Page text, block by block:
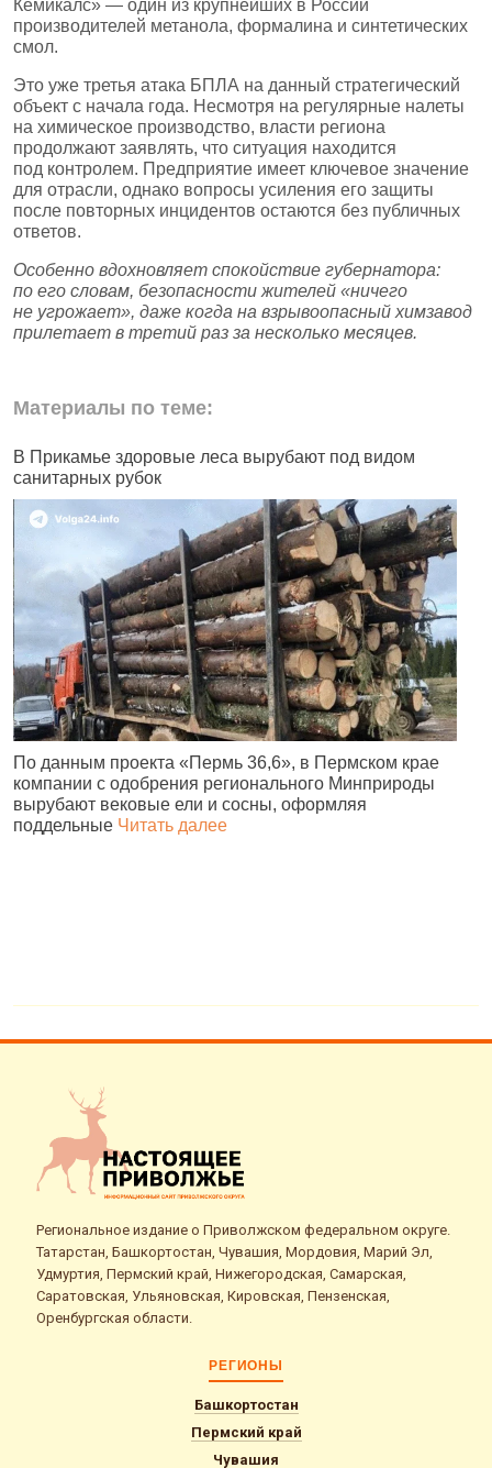
Кемикалс» — один из крупнейших в России
производителей метанола, формалина и синтетических
смол.
Это уже третья атака БПЛА на данный стратегический
объект с начала года. Несмотря на регулярные налеты
на химическое производство, власти региона
продолжают заявлять, что ситуация находится
под контролем. Предприятие имеет ключевое значение
для отрасли, однако вопросы усиления его защиты
после повторных инцидентов остаются без публичных
ответов.
Особенно вдохновляет спокойствие губернатора:
по его словам, безопасности жителей «ничего
не угрожает», даже когда на взрывоопасный химзавод
прилетает в третий раз за несколько месяцев.
Материалы по теме:
В Прикамье здоровые леса вырубают под видом
санитарных рубок
По данным проекта «Пермь 36,6», в Пермском крае
компании с одобрения регионального Минприроды
вырубают вековые ели и сосны, оформляя
поддельные Читать далее
Региональное издание о Приволжском федеральном округе.
Татарстан, Башкортостан, Чувашия, Мордовия, Марий Эл,
Удмуртия, Пермский край, Нижегородская, Самарская,
Саратовская, Ульяновская, Кировская, Пензенская,
Оренбургская области.
РЕГИОНЫ
Башкортостан
Пермский край
Чувашия